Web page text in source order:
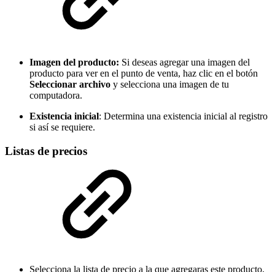
Imagen del producto: Si deseas agregar una imagen del
producto para ver en el punto de venta, haz clic en el botón
Seleccionar archivo y selecciona una imagen de tu
computadora.
Existencia inicial: Determina una existencia inicial al registro
si así se requiere.
Listas de precios
Selecciona la lista de precio a la que agregaras este producto.